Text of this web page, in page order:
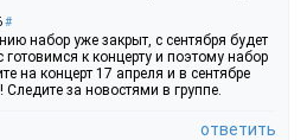
#
набор уже закрыт, с сентября будет
к концерту и поэтому набор
на концерт 17 апреля и в сентябре
за новостями в группе.
ответить